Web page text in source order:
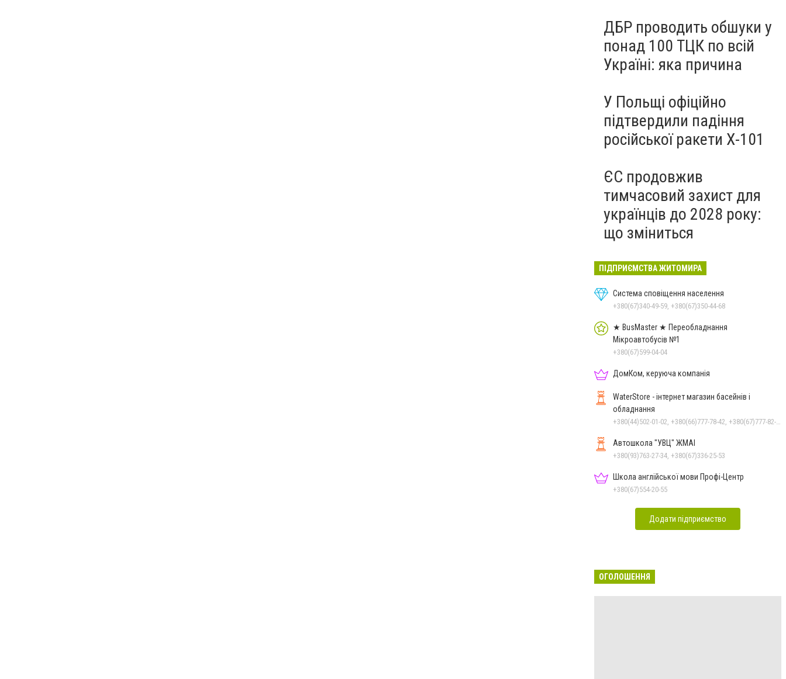
ДБР проводить обшуки у
понад 100 ТЦК по всій
Україні: яка причина
У Польщі офіційно
підтвердили падіння
російської ракети Х-101
ЄС продовжив
тимчасовий захист для
українців до 2028 року:
що зміниться
ПІДПРИЄМСТВА ЖИТОМИРА
Система сповіщення населення
+380(67)340-49-59, +380(67)350-44-68
★ BusMaster ★ Переобладнання
Мікроавтобусів №1
+380(67)599-04-04
ДомКом, керуюча компанія
WaterStore - інтернет магазин басейнів і
обладнання
+380(44)502-01-02, +380(66)777-78-42, +380(67)777-82-19, +380(67)890-80-80, +380(73)890-80-80, +380(44)502-01-03
Автошкола "УВЦ" ЖМАІ
+380(93)763-27-34, +380(67)336-25-53
Школа англійської мови Профі-Центр
+380(67)554-20-55
Додати підприємство
ОГОЛОШЕННЯ